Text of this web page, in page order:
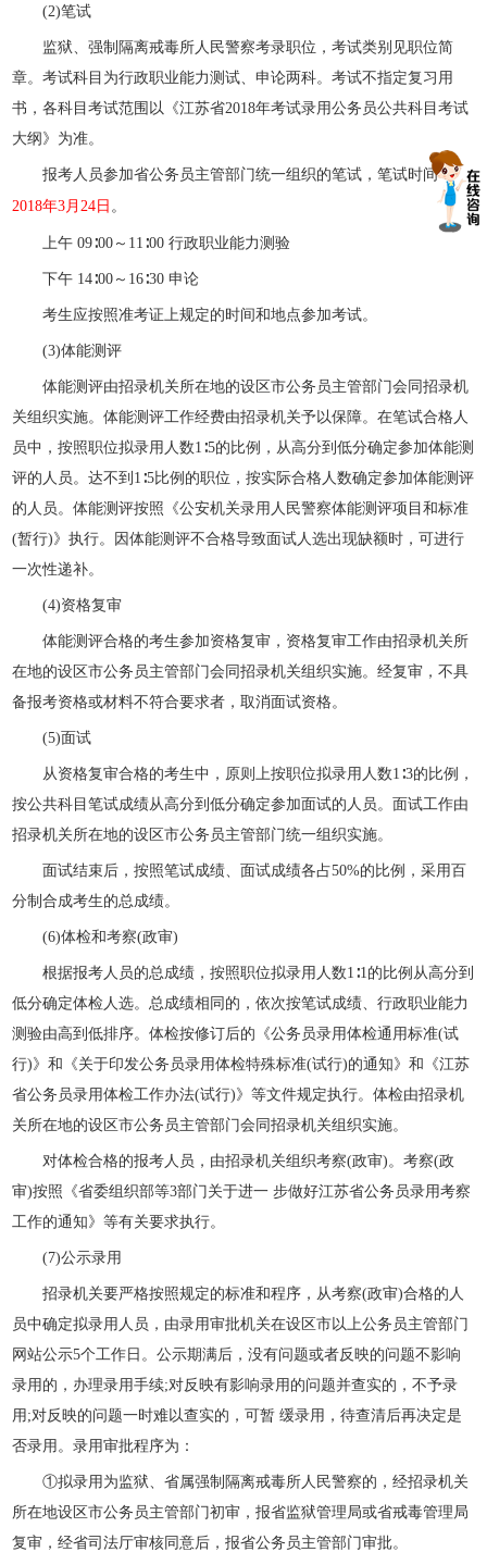
(2)笔试
监狱、强制隔离戒毒所人民警察考录职位，考试类别见职位简
章。考试科目为行政职业能力测试、申论两科。考试不指定复习用
书，各科目考试范围以《江苏省2018年考试录用公务员公共科目考试
大纲》为准。
报考人员参加省公务员主管部门统一组织的笔试，笔试时间：
2018年3月24日 。
上午 09∶00～11∶00 行政职业能力测验
下午 14∶00～16∶30 申论
考生应按照准考证上规定的时间和地点参加考试。
(3)体能测评
体能测评由招录机关所在地的设区市公务员主管部门会同招录机
关组织实施。体能测评工作经费由招录机关予以保障。在笔试合格人
员中，按照职位拟录用人数1∶5的比例，从高分到低分确定参加体能测
评的人员。达不到1∶5比例的职位，按实际合格人数确定参加体能测评
的人员。体能测评按照《公安机关录用人民警察体能测评项目和标准
(暂行)》执行。因体能测评不合格导致面试人选出现缺额时，可进行
一次性递补。
(4)资格复审
体能测评合格的考生参加资格复审，资格复审工作由招录机关所
在地的设区市公务员主管部门会同招录机关组织实施。经复审，不具
备报考资格或材料不符合要求者，取消面试资格。
(5)面试
从资格复审合格的考生中，原则上按职位拟录用人数1∶3的比例，
按公共科目笔试成绩从高分到低分确定参加面试的人员。面试工作由
招录机关所在地的设区市公务员主管部门统一组织实施。
面试结束后，按照笔试成绩、面试成绩各占50%的比例，采用百
分制合成考生的总成绩。
(6)体检和考察(政审)
根据报考人员的总成绩，按照职位拟录用人数1∶1的比例从高分到
低分确定体检人选。总成绩相同的，依次按笔试成绩、行政职业能力
测验由高到低排序。体检按修订后的《公务员录用体检通用标准(试
行)》和《关于印发公务员录用体检特殊标准(试行)的通知》和《江苏
省公务员录用体检工作办法(试行)》等文件规定执行。体检由招录机
关所在地的设区市公务员主管部门会同招录机关组织实施。
对体检合格的报考人员，由招录机关组织考察(政审)。考察(政
审)按照《省委组织部等3部门关于进一 步做好江苏省公务员录用考察
工作的通知》等有关要求执行。
(7)公示录用
招录机关要严格按照规定的标准和程序，从考察(政审)合格的人
员中确定拟录用人员，由录用审批机关在设区市以上公务员主管部门
网站公示5个工作日。公示期满后，没有问题或者反映的问题不影响
录用的，办理录用手续;对反映有影响录用的问题并查实的，不予录
用;对反映的问题一时难以查实的，可暂 缓录用，待查清后再决定是
否录用。录用审批程序为：
①拟录用为监狱、省属强制隔离戒毒所人民警察的，经招录机关
所在地设区市公务员主管部门初审，报省监狱管理局或省戒毒管理局
复审，经省司法厅审核同意后，报省公务员主管部门审批。